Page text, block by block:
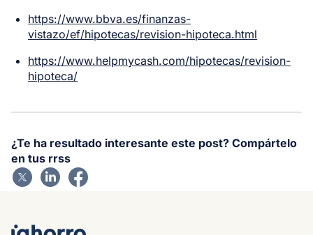
https://www.bbva.es/finanzas-
vistazo/ef/hipotecas/revision-hipoteca.html
https://www.helpmycash.com/hipotecas/revision-
hipoteca/
¿Te ha resultado interesante este post? Compártelo
en tus rrss